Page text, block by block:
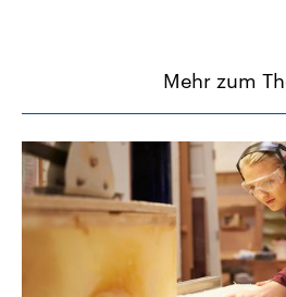
Mehr zum